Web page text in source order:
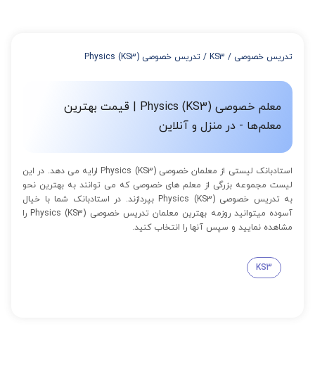
از 12 تا 15 جلسه: 7% تخفیف
تدریس خصوصی /
KS3
/ تدریس خصوصی Physics (KS3)
معلم خصوصی Physics (KS3) | قیمت بهترین
معلم‌ها - در منزل و آنلاین
استادبانک لیستی از معلمان خصوصی Physics (KS3) ارایه می دهد. در این
لیست مجموعه بزرگی از معلم های خصوصی که می توانند به بهترین نحو
به تدریس خصوصی Physics (KS3) بپردازند. در استادبانک شما با خیال
آسوده میتوانید روزمه بهترین معلمان تدریس خصوصی Physics (KS3) را
مشاهده نمایید و سپس آنها را انتخاب کنید.
KS3